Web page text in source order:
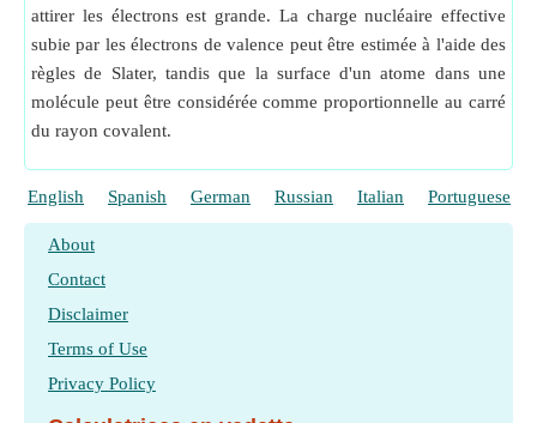
attirer les électrons est grande. La charge nucléaire effective
subie par les électrons de valence peut être estimée à l'aide des
règles de Slater, tandis que la surface d'un atome dans une
molécule peut être considérée comme proportionnelle au carré
du rayon covalent.
English Spanish German Russian Italian Portuguese
About
Contact
Disclaimer
Terms of Use
Privacy Policy